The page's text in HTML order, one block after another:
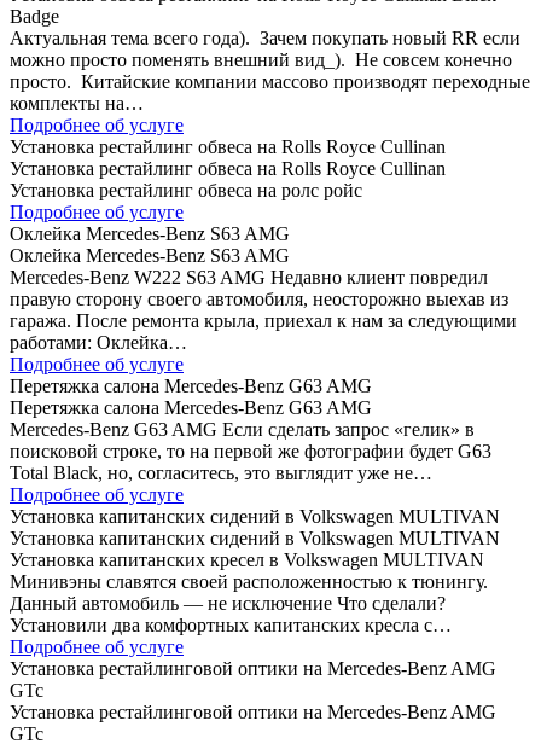
Badge
Актуальная тема всего года). Зачем покупать новый RR если
можно просто поменять внешний вид_). Не совсем конечно
просто. Китайские компании массово производят переходные
комплекты на…
Подробнее об услуге
Установка рестайлинг обвеса на Rolls Royce Cullinan
Установка рестайлинг обвеса на Rolls Royce Cullinan
Установка рестайлинг обвеса на ролс ройс
Подробнее об услуге
Оклейка Mercedes-Benz S63 AMG
Оклейка Mercedes-Benz S63 AMG
Mercedes-Benz W222 S63 AMG Недавно клиент повредил
правую сторону своего автомобиля, неосторожно выехав из
гаража. После ремонта крыла, приехал к нам за следующими
работами: Оклейка…
Подробнее об услуге
Перетяжка салона Mercedes-Benz G63 AMG
Перетяжка салона Mercedes-Benz G63 AMG
Mercedes-Benz G63 AMG Если сделать запрос «гелик» в
поисковой строке, то на первой же фотографии будет G63
Total Black, но, согласитесь, это выглядит уже не…
Подробнее об услуге
Установка капитанских сидений в Volkswagen MULTIVAN
Установка капитанских сидений в Volkswagen MULTIVAN
Установка капитанских кресел в Volkswagen MULTIVAN
Минивэны славятся своей расположенностью к тюнингу.
Данный автомобиль — не исключение Что сделали?
Установили два комфортных капитанских кресла с…
Подробнее об услуге
Установка рестайлинговой оптики на Mercedes-Benz AMG
GTc
Установка рестайлинговой оптики на Mercedes-Benz AMG
GTc